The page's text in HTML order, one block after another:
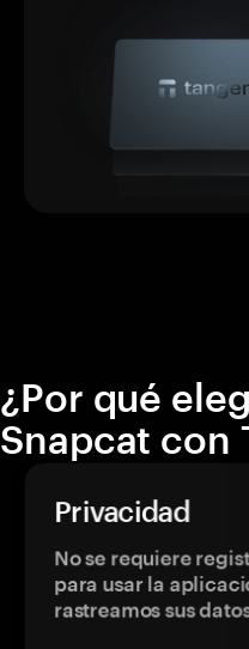
¿Por qué
Snapcat con
Privacidad
No se requiere
para usar la
rastreamos sus